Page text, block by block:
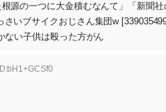
の一つに大金積むなんて」「新聞社
いブサイクおじさん集団w
ない子供は殴った方がん